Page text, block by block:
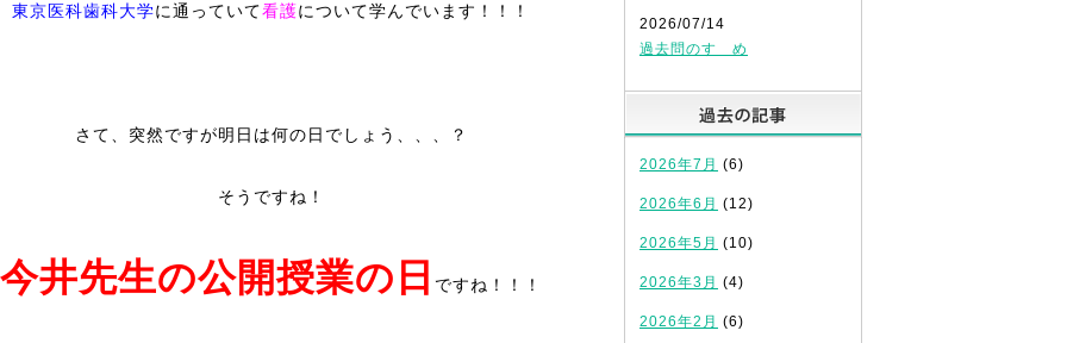
東京医科歯科大学に通っていて看護について学んでいます！！！
さて、突然ですが明日は何の日でしょう、、、？
そうですね！
今井先生の公開授業の日 ですね！！！
2026/07/14
過去問のすゝめ
2026年7月 (6)
2026年6月 (12)
2026年5月 (10)
2026年3月 (4)
2026年2月 (6)